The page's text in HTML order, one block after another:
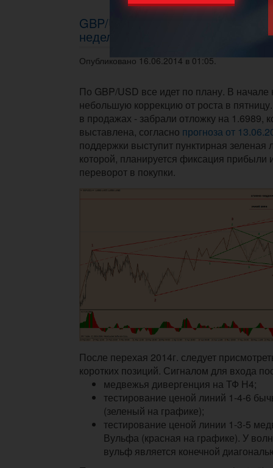
GBP/USD. ТФ H4, 16-
неделю
Опубликовано 16.06.2014 в 01:05.
По GBP/USD все идет по плану. В начале
небольшую коррекцию от роста в
в продажах - забрали отложку на 1.6989,
выставлена, согласно прогноза от
поддержки выступит пунктирная зеленая
которой, планируется фиксация
переворот в покупки.
После перехая 2014г. следует
коротких позиций. Сигналом для входа
медвежья дивергенция на ТФ Н4;
тестирование ценой линий 1-4-6
(зеленый на графике);
тестирование ценой линии 1-3-5
Вульфа (красная на графике). У
вульф является конечной